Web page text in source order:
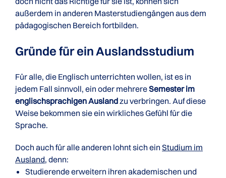
außerdem in anderen Masterstudiengängen aus dem
pädagogischen Bereich fortbilden.
Gründe für ein Auslandsstudium
Für alle, die Englisch unterrichten wollen, ist es in
jedem Fall sinnvoll, ein oder mehrereSemester im
englischsprachigen Auslandzu verbringen. Auf diese
Weise bekommen sie ein wirkliches Gefühl für die
Sprache.
Doch auch für alle anderen lohnt sich ein Studium im
Ausland, denn:
Studierende erweitern ihren akademischen und